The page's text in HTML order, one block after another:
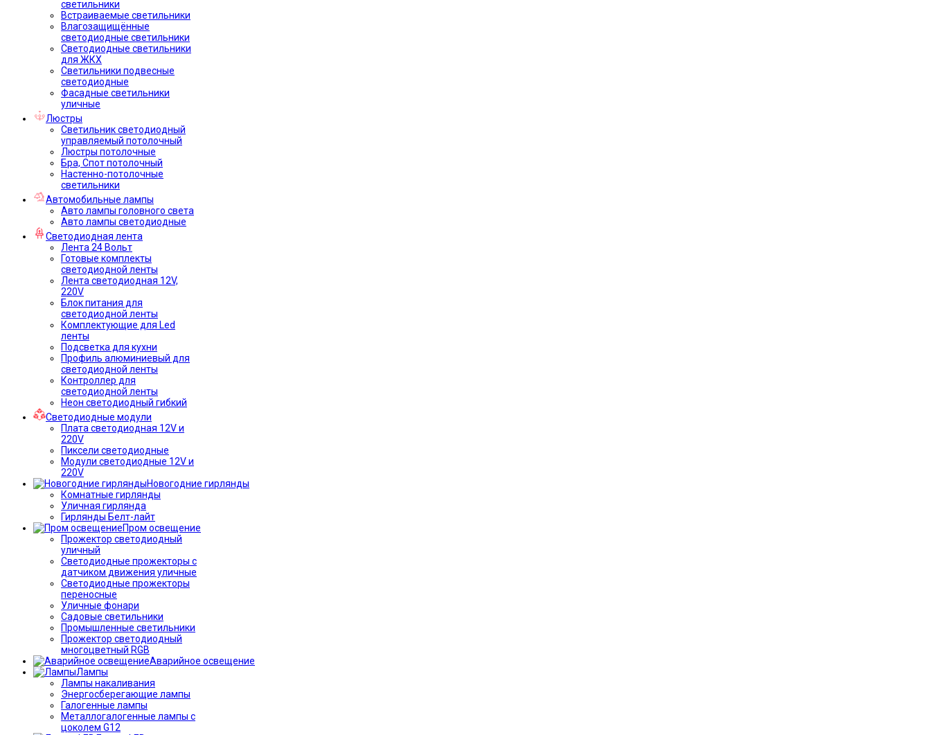
светильники
Встраиваемые светильники
Влагозащищённые
светодиодные светильники
Светодиодные светильники
для ЖКХ
Светильники подвесные
светодиодные
Фасадные светильники
уличные
Люстры
Светильник светодиодный
управляемый потолочный
Люстры потолочные
Бра, Спот потолочный
Настенно-потолочные
светильники
Автомобильные лампы
Авто лампы головного света
Авто лампы светодиодные
Светодиодная лента
Лента 24 Вольт
Готовые комплекты
светодиодной ленты
Лента светодиодная 12V,
220V
Блок питания для
светодиодной ленты
Комплектующие для Led
ленты
Подсветка для кухни
Профиль алюминиевый для
светодиодной ленты
Контроллер для
светодиодной ленты
Неон светодиодный гибкий
Светодиодные модули
Плата светодиодная 12V и
220V
Пиксели светодиодные
Модули светодиодные 12V и
220V
Новогодние гирлянды
Комнатные гирлянды
Уличная гирлянда
Гирлянды Белт-лайт
Пром освещение
Прожектор светодиодный
уличный
Светодиодные прожекторы с
датчиком движения уличные
Светодиодные прожекторы
переносные
Уличные фонари
Садовые светильники
Промышленные светильники
Прожектор светодиодный
многоцветный RGB
Аварийное освещение
Лампы
Лампы накаливания
Энергосберегающие лампы
Галогенные лампы
Металлогалогенные лампы с
цоколем G12